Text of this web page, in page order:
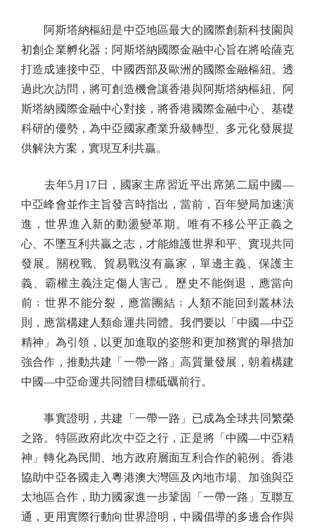
阿斯塔納樞紐是中亞地區最大的國際創新科技園與
初創企業孵化器；阿斯塔納國際金融中心旨在將哈薩克
打造成連接中亞、中國西部及歐洲的國際金融樞紐。透
過此次訪問，將可創造機會讓香港與阿斯塔納樞紐、阿
斯塔納國際金融中心對接，將香港國際金融中心、基礎
科研的優勢，為中亞國家產業升級轉型、多元化發展提
供解決方案，實現互利共贏。
去年5月17日，國家主席習近平出席第二屆中國—
中亞峰會並作主旨發言時指出，當前，百年變局加速演
進，世界進入新的動盪變革期。唯有不移公平正義之
心、不墜互利共贏之志，才能維護世界和平、實現共同
發展。關稅戰、貿易戰沒有贏家，單邊主義、保護主
義、霸權主義注定傷人害己。歷史不能倒退，應當向
前﹔世界不能分裂，應當團結﹔人類不能回到叢林法
則，應當構建人類命運共同體。我們要以「中國—中亞
精神」為引領，以更加進取的姿態和更加務實的舉措加
強合作，推動共建「一帶一路」高質量發展，朝着構建
中國—中亞命運共同體目標砥礪前行。
事實證明，共建「一帶一路」已成為全球共同繁榮
之路。特區政府此次中亞之行，正是將「中國—中亞精
神」轉化為民間、地方政府層面互利合作的範例。香港
協助中亞各國走入粵港澳大灣區及內地市場、加強與亞
太地區合作，助力國家進一步鞏固「一帶一路」互聯互
通，更用實際行動向世界證明，中國倡導的多邊合作與